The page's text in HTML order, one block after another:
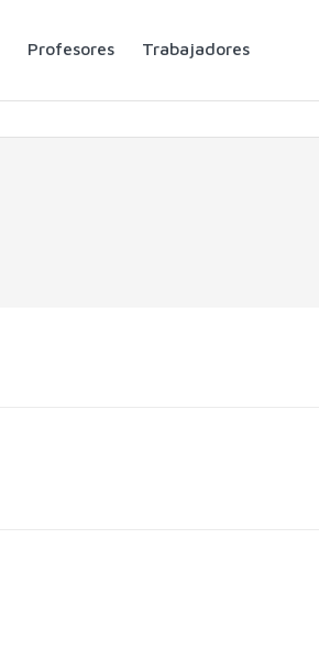
Profesores Trabajadores